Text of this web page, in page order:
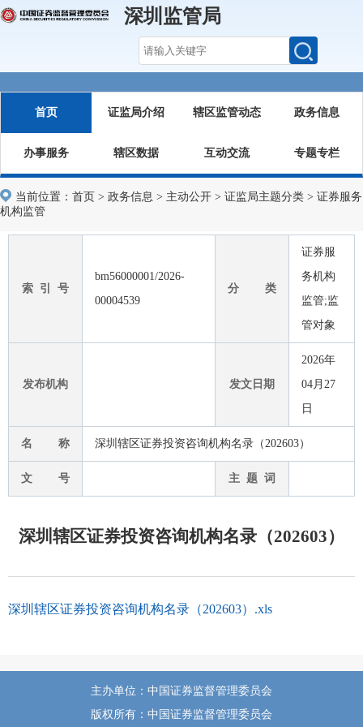
深圳监管局
首页 证监局介绍 辖区监管动态 政务信息
办事服务 辖区数据 互动交流 专题专栏
当前位置： 首页 > 政务信息 > 主动公开 > 证监局主题分类 > 证券服务
机构监管
索 引 号
bm56000001/2026-
00004539
分 类
证券服
务机构
监管;监
管对象
发布机构 发文日期
2026年
04月27
日
名 称 深圳辖区证券投资咨询机构名录（202603）
文 号 主 题 词
深圳辖区证券投资咨询机构名录（202603）
深圳辖区证券投资咨询机构名录（202603）.xls
主办单位：中国证券监督管理委员会
版权所有：中国证券监督管理委员会